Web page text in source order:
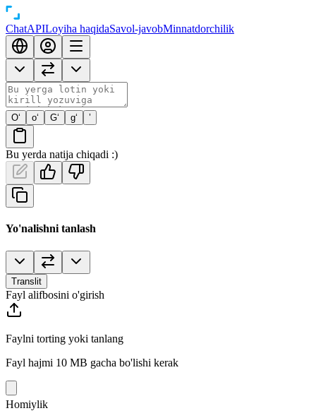
ChatAPILoyiha haqidaSavol-javobMinnatdorchilik
O‘ o‘ G‘ g‘ ’
Bu yerda natija chiqadi :)
Yo'nalishni tanlash
Translit
Fayl alifbosini o'girish
Faylni torting yoki tanlang
Fayl hajmi 10 MB gacha bo'lishi kerak
Homiylik